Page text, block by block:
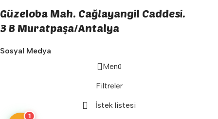
Güzeloba Mah. Cağlayangil Caddesi.
3 B Muratpaşa/Antalya
Sosyal Medya
Menü
Filtreler
İstek listesi
1